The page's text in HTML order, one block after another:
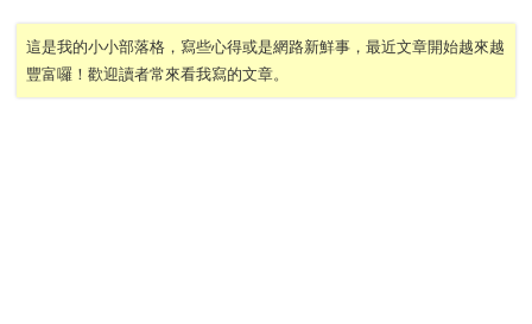
這是我的小小部落格，寫些心得或是網路新鮮事，最近文章開始越來越
豐富囉！歡迎讀者常來看我寫的文章。